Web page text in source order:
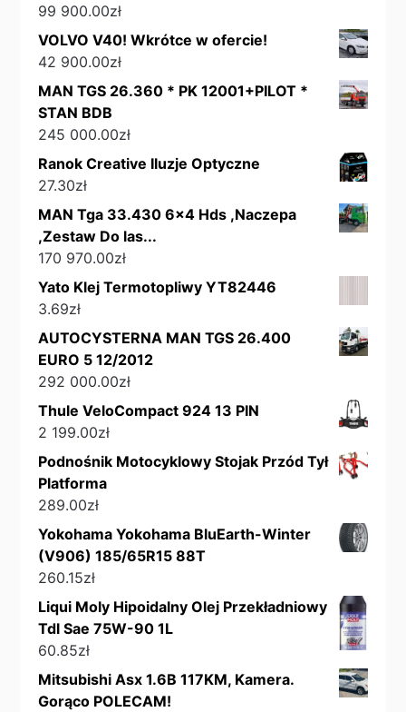
99 900.00zł
VOLVO V40! Wkrótce w ofercie!
42 900.00zł
MAN TGS 26.360 * PK 12001+PILOT *
STAN BDB
245 000.00zł
Ranok Creative Iluzje Optyczne
27.30zł
MAN Tga 33.430 6x4 Hds ,Naczepa
,Zestaw Do las...
170 970.00zł
Yato Klej Termotopliwy YT82446
3.69zł
AUTOCYSTERNA MAN TGS 26.400
EURO 5 12/2012
292 000.00zł
Thule VeloCompact 924 13 PIN
2 199.00zł
Podnośnik Motocyklowy Stojak Przód Tył
Platforma
289.00zł
Yokohama Yokohama BluEarth-Winter
(V906) 185/65R15 88T
260.15zł
Liqui Moly Hipoidalny Olej Przekładniowy
Tdl Sae 75W-90 1L
60.85zł
Mitsubishi Asx 1.6B 117KM, Kamera.
Gorąco POLECAM!